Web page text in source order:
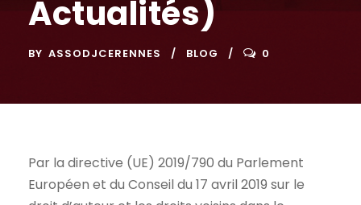
Actualités)
BY ASSODJCERENNES BLOG 0
Par la directive (UE) 2019/790 du Parlement
Européen et du Conseil du 17 avril 2019 sur le